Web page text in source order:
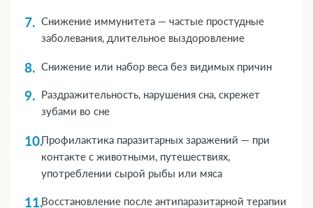
Снижение иммунитета — частые простудные
заболевания, длительное выздоровление
Снижение или набор веса без видимых причин
Раздражительность, нарушения сна, скрежет
зубами во сне
Профилактика паразитарных заражений — при
контакте с животными, путешествиях,
употреблении сырой рыбы или мяса
Восстановление после антипаразитарной терапии